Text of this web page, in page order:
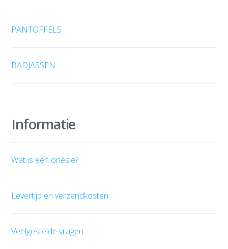
PANTOFFELS
BADJASSEN
Informatie
Wat is een onesie?
Levertijd en verzendkosten
Veelgestelde vragen